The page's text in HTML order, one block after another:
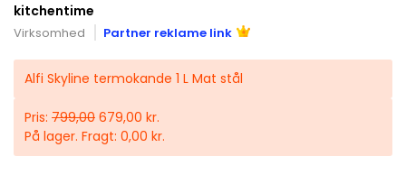
kitchentime
Virksomhed Partner reklame link
Alfi Skyline termokande 1 L Mat stål
Pris: 799,00 679,00 kr.
På lager. Fragt: 0,00 kr.